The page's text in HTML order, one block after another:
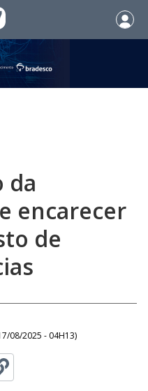
da
encarecer
de
08/2025 - 04H13)